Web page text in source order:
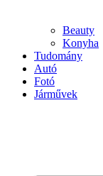
Beauty
Konyha
Tudomány
Autó
Fotó
Járművek